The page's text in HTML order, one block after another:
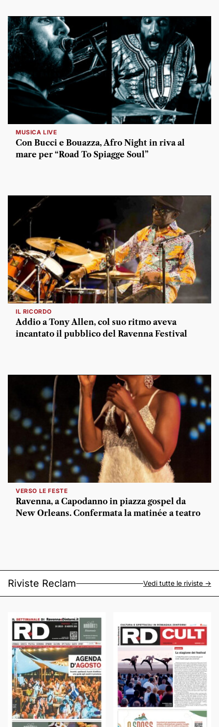
MUSICA LIVE
Con Bucci e Bouazza, Afro Night in riva al
mare per “Road To Spiagge Soul”
IL RICORDO
Addio a Tony Allen, col suo ritmo aveva
incantato il pubblico del Ravenna Festival
VERSO LE FESTE
Ravenna, a Capodanno in piazza gospel da
New Orleans. Confermata la matinée a teatro
Riviste Reclam Vedi tutte le riviste ->